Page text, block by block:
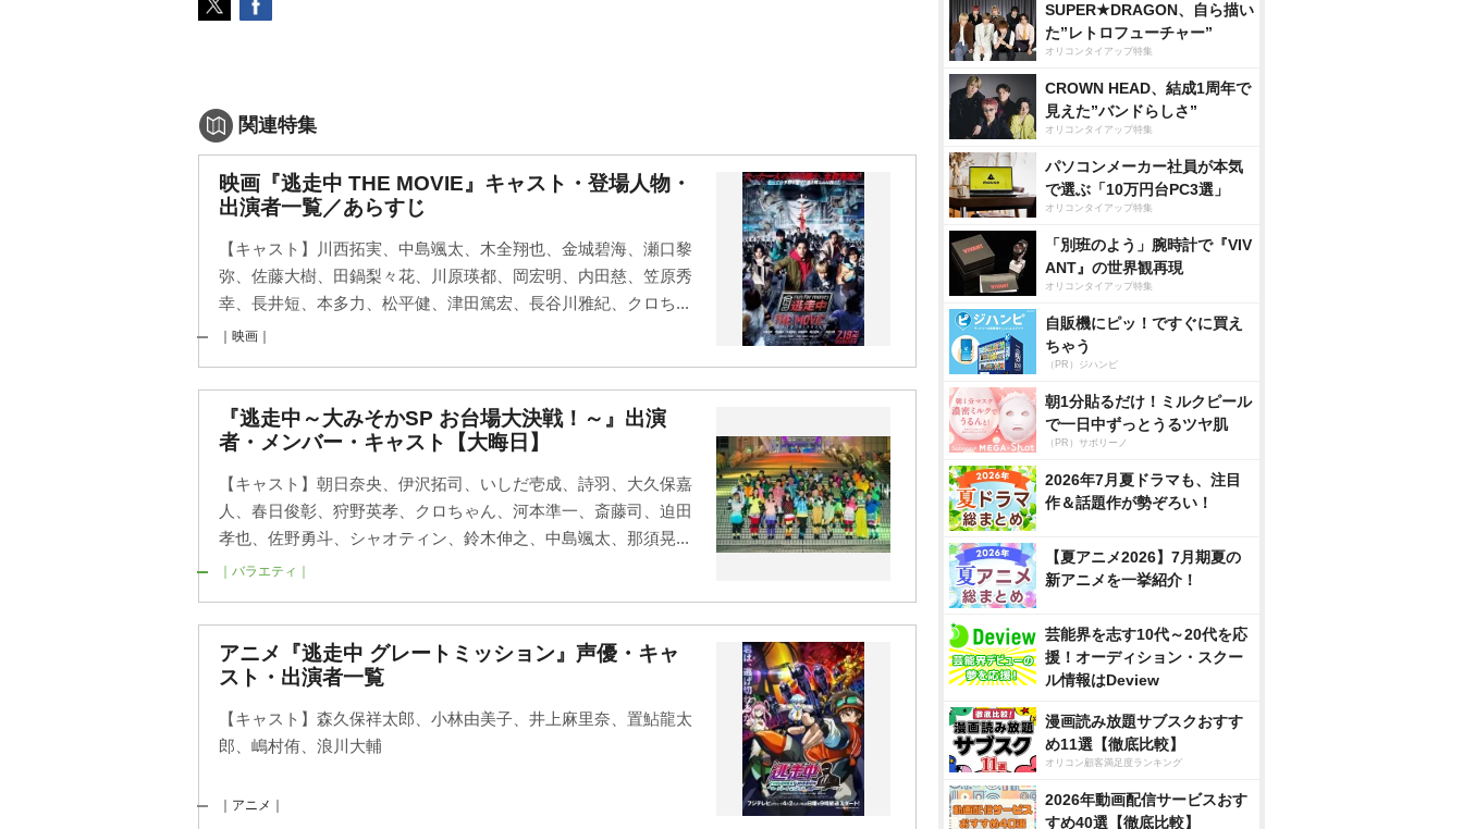
関連特集
映画『逃走中 THE MOVIE』キャスト・登場人物・
出演者一覧／あらすじ
【キャスト】川西拓実、中島颯太、木全翔也、金城碧海、瀬口黎
弥、佐藤大樹、田鍋梨々花、川原瑛都、岡宏明、内田慈、笠原秀
幸、長井短、本多力、松平健、津田篤宏、長谷川雅紀、クロち...
｜映画｜
『逃走中～大みそかSP お台場大決戦！～』出演
者・メンバー・キャスト【大晦日】
【キャスト】朝日奈央、伊沢拓司、いしだ壱成、詩羽、大久保嘉
人、春日俊彰、狩野英孝、クロちゃん、河本準一、斎藤司、迫田
孝也、佐野勇斗、シャオティン、鈴木伸之、中島颯太、那須晃...
｜バラエティ｜
アニメ『逃走中 グレートミッション』声優・キャ
スト・出演者一覧
【キャスト】森久保祥太郎、小林由美子、井上麻里奈、置鮎龍太
郎、嶋村侑、浪川大輔
｜アニメ｜
SUPER★DRAGON、自ら描い
た”レトロフューチャー”
オリコンタイアップ特集
CROWN HEAD、結成1周年で
見えた”バンドらしさ”
オリコンタイアップ特集
パソコンメーカー社員が本気
で選ぶ「10万円台PC3選」
オリコンタイアップ特集
「別班のよう」腕時計で『VIV
ANT』の世界観再現
オリコンタイアップ特集
自販機にピッ！ですぐに買え
ちゃう
（PR）ジハンピ
朝1分貼るだけ！ミルクピール
で一日中ずっとうるツヤ肌
（PR）サボリーノ
2026年7月夏ドラマも、注目
作＆話題作が勢ぞろい！
【夏アニメ2026】7月期夏の
新アニメを一挙紹介！
芸能界を志す10代～20代を応
援！オーディション・スクー
ル情報はDeview
漫画読み放題サブスクおすす
め11選【徹底比較】
オリコン顧客満足度ランキング
2026年動画配信サービスおす
すめ40選【徹底比較】